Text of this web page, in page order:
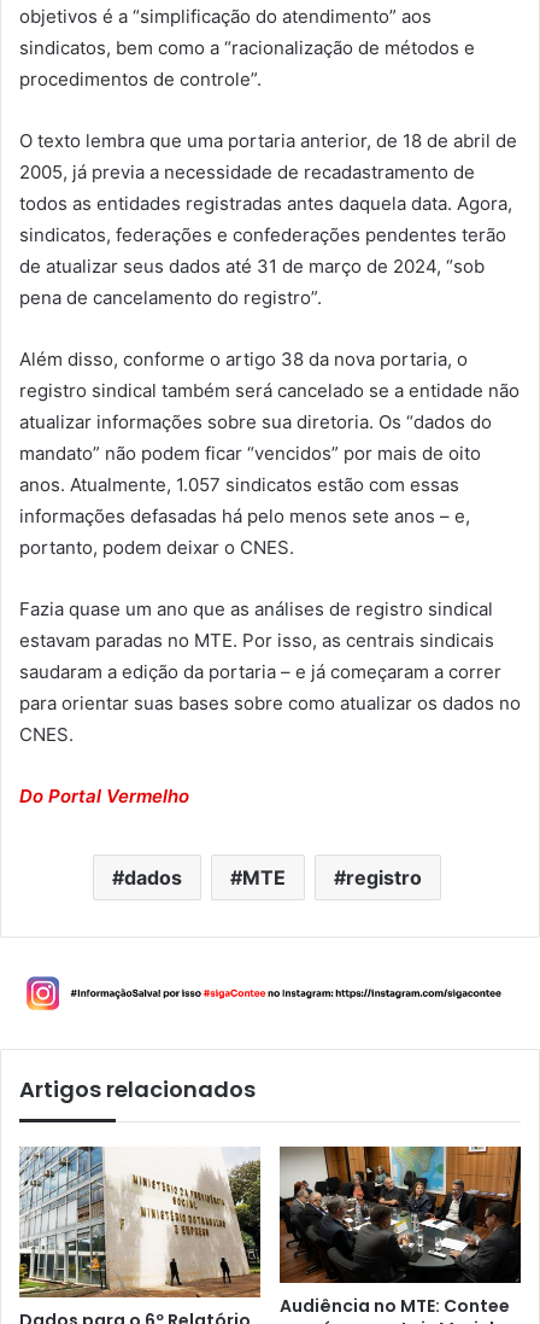
objetivos é a “simplificação do atendimento” aos
sindicatos, bem como a “racionalização de métodos e
procedimentos de controle”.
O texto lembra que uma portaria anterior, de 18 de abril de
2005, já previa a necessidade de recadastramento de
todos as entidades registradas antes daquela data. Agora,
sindicatos, federações e confederações pendentes terão
de atualizar seus dados até 31 de março de 2024, “sob
pena de cancelamento do registro”.
Além disso, conforme o artigo 38 da nova portaria, o
registro sindical também será cancelado se a entidade não
atualizar informações sobre sua diretoria. Os “dados do
mandato” não podem ficar “vencidos” por mais de oito
anos. Atualmente, 1.057 sindicatos estão com essas
informações defasadas há pelo menos sete anos – e,
portanto, podem deixar o CNES.
Fazia quase um ano que as análises de registro sindical
estavam paradas no MTE. Por isso, as centrais sindicais
saudaram a edição da portaria – e já começaram a correr
para orientar suas bases sobre como atualizar os dados no
CNES.
Do Portal Vermelho
dados MTE registro
Artigos relacionados
Audiência no MTE: Contee